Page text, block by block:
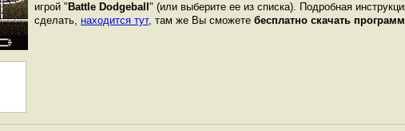
игрой " Battle Dodgeball " (или выберите ее из списка). Подробная
сделать, находится тут, там же Вы сможете бесплатно скачать